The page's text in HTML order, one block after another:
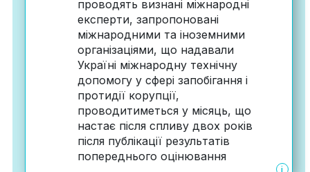
проводять визнані міжнародні
експерти, запропоновані
міжнародними та іноземними
організаціями, що надавали
Україні міжнародну технічну
допомогу у сфері запобігання і
протидії корупції,
проводитиметься у місяць, що
настає після спливу двох років
після публікації результатів
попереднього оцінювання